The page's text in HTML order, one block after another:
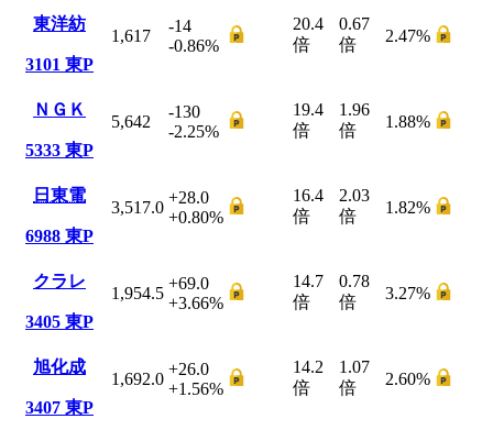
東洋紡
3101 東P
1,617
-14
-0.86%
20.4
倍
0.67
倍
2.47%
ＮＧＫ
5333 東P
5,642
-130
-2.25%
19.4
倍
1.96
倍
1.88%
日東電
6988 東P
3,517.0
+28.0
+0.80%
16.4
倍
2.03
倍
1.82%
クラレ
3405 東P
1,954.5
+69.0
+3.66%
14.7
倍
0.78
倍
3.27%
旭化成
3407 東P
1,692.0
+26.0
+1.56%
14.2
倍
1.07
倍
2.60%